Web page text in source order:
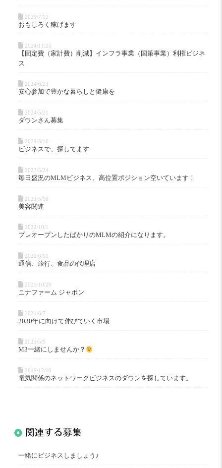
2025/7/12
おもしろく稼げます
2024/11/25
【固定費（家計費）削減】インフラ事業（国策事業）利権ビジネ
ス
2024/6/23
安心参加で豊かな暮らしと健康を
2024/5/21
ダウンさん募集
2024/3/16
ビジネスで、探してます
2023/5/24
毎日盛況のMLMビジネス、高位置ポジション空いています！
2023/5/16
美容関連
2022/10/1
プレオープンしたばかりのMLMの紹介になります。
2022/6/11
通信、旅行、食品の代理店
2021/10/29
ニナファーム ジャポン
2021/6/7
2030年に向けて伸びていく市場
2021/5/9
M3一緒にしませんか？
2019/12/10
電気関係のネットワークビジネスのダウンを探しています。
関連する募集
一緒にビジネスしましょう♪